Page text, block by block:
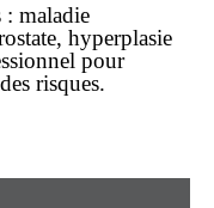
: maladie
hyperplasie
pour
risques.